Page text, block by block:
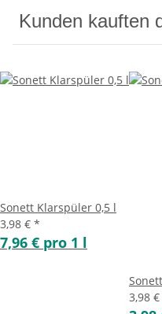
Kunden kauften
Sonett Klarspüler 0,5 l
3,98 € *
7,96 € pro 1 l
3,98 €